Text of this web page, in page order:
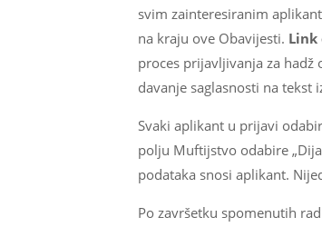
svim zainteresiranim
na kraju ove Obavijesti. Link
proces prijavljivanja za
davanje saglasnosti na tekst
Svaki aplikant u prijavi
polju Muftijstvo odabire
podataka snosi aplikant.
Po završetku spomenutih